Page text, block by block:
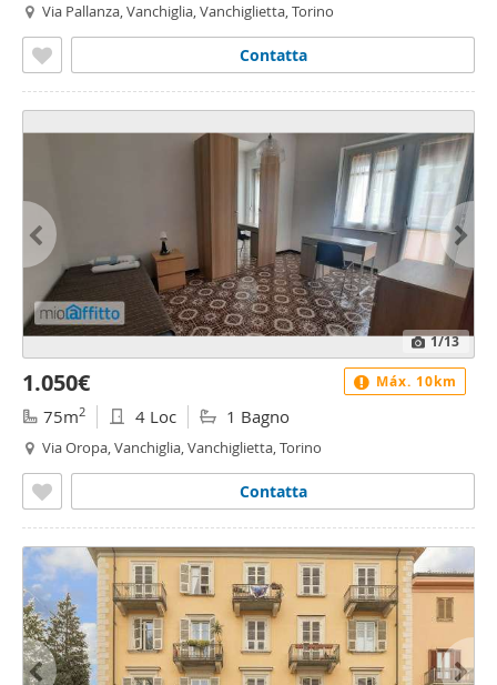
Via Pallanza, Vanchiglia, Vanchiglietta, Torino
Contatta
1/13
1.050€
75m2 4 Loc 1 Bagno
Via Oropa, Vanchiglia, Vanchiglietta, Torino
Contatta
Máx. 10km